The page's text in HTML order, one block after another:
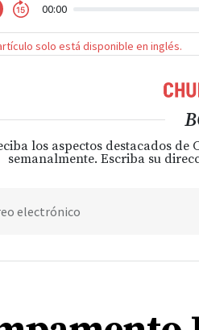
00:00
solo está disponible en inglés.
los aspectos destacados
semanalmente. Escriba su
electrónico